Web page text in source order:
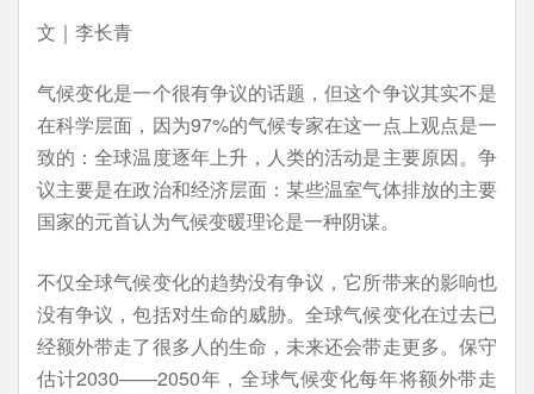
文｜李长青
气候变化是一个很有争议的话题，但这个争议其实不是
在科学层面，因为97%的气候专家在这一点上观点是一
致的：全球温度逐年上升，人类的活动是主要原因。争
议主要是在政治和经济层面：某些温室气体排放的主要
国家的元首认为气候变暖理论是一种阴谋。
不仅全球气候变化的趋势没有争议，它所带来的影响也
没有争议，包括对生命的威胁。全球气候变化在过去已
经额外带走了很多人的生命，未来还会带走更多。保守
估计2030——2050年，全球气候变化每年将额外带走